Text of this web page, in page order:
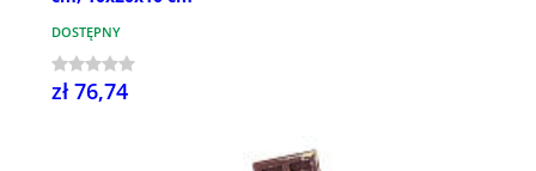
DOSTĘPNY
zł 76,74